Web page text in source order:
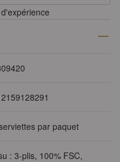
par paquet
: 3-plis, 100% FSC,